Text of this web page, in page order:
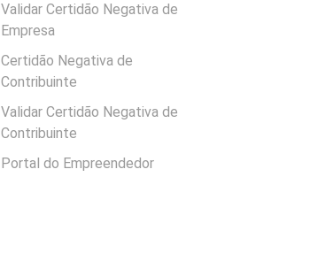
Validar Certidão Negativa de
Empresa
Certidão Negativa de
Contribuinte
Validar Certidão Negativa de
Contribuinte
Portal do Empreendedor